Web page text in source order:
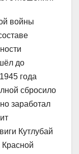
войны
до
года
сбросило
заработал
Кутлубай